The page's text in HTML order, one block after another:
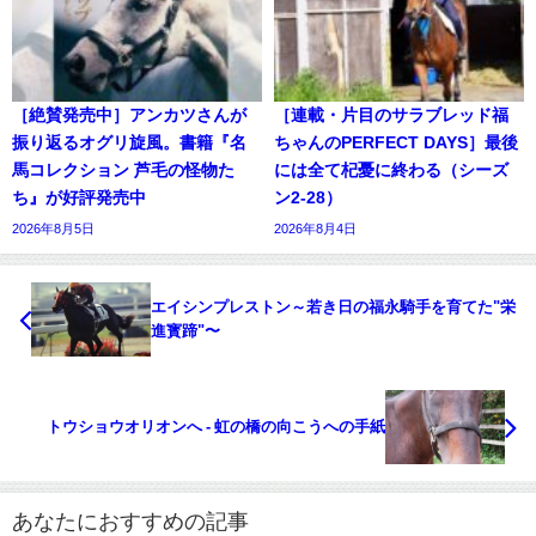
［絶賛発売中］アンカツさんが
振り返るオグリ旋風。書籍『名
馬コレクション 芦毛の怪物た
ち』が好評発売中
2026年8月5日
［連載・片目のサラブレッド福
ちゃんのPERFECT DAYS］最後
には全て杞憂に終わる（シーズ
ン2-28）
2026年8月4日
エイシンプレストン～若き日の福永騎手を育てた"栄
進寳蹄"〜
トウショウオリオンへ - 虹の橋の向こうへの手紙
あなたにおすすめの記事